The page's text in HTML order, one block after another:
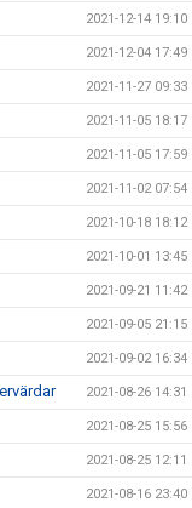
2021-12-14 19:10
2021-12-04 17:49
2021-11-27 09:33
2021-11-05 18:17
2021-11-05 17:59
2021-11-02 07:54
2021-10-18 18:12
2021-10-01 13:45
2021-09-21 11:42
2021-09-05 21:15
2021-09-02 16:34
2021-08-26 14:31
2021-08-25 15:56
2021-08-25 12:11
2021-08-16 23:40